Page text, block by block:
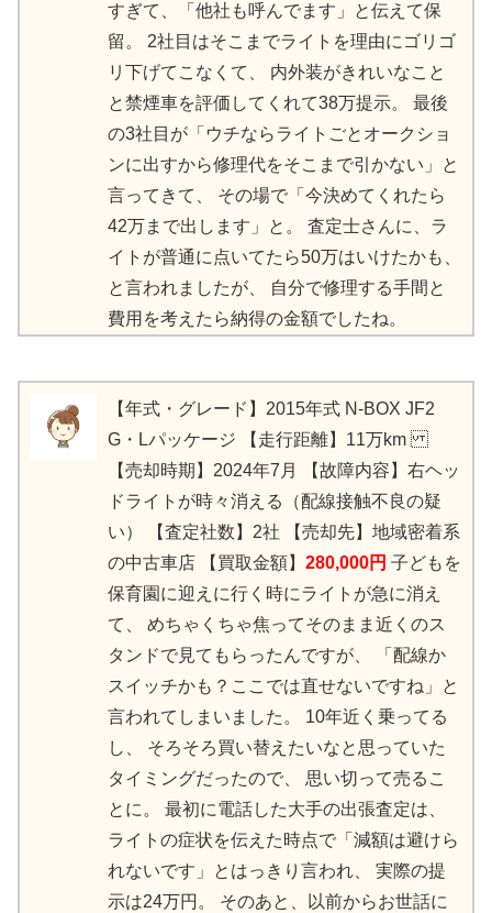
すぎて、「他社も呼んでます」と伝えて保
留。 2社目はそこまでライトを理由にゴリゴ
リ下げてこなくて、 内外装がきれいなこと
と禁煙車を評価してくれて38万提示。 最後
の3社目が「ウチならライトごとオークショ
ンに出すから修理代をそこまで引かない」と
言ってきて、 その場で「今決めてくれたら
42万まで出します」と。 査定士さんに、ラ
イトが普通に点いてたら50万はいけたかも、
と言われましたが、 自分で修理する手間と
費用を考えたら納得の金額でしたね。
【年式・グレード】2015年式 N-BOX JF2
G・Lパッケージ 【走行距離】11万km
【売却時期】2024年7月 【故障内容】右ヘッ
ドライトが時々消える（配線接触不良の疑
い） 【査定社数】2社 【売却先】地域密着系
の中古車店 【買取金額】 280,000円 子どもを
保育園に迎えに行く時にライトが急に消え
て、 めちゃくちゃ焦ってそのまま近くのス
タンドで見てもらったんですが、 「配線か
スイッチかも？ここでは直せないですね」と
言われてしまいました。 10年近く乗ってる
し、 そろそろ買い替えたいなと思っていた
タイミングだったので、 思い切って売るこ
とに。 最初に電話した大手の出張査定は、
ライトの症状を伝えた時点で「減額は避けら
れないです」とはっきり言われ、 実際の提
示は24万円。 そのあと、以前からお世話に